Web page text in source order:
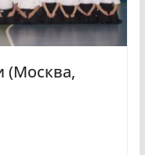
(Москва,